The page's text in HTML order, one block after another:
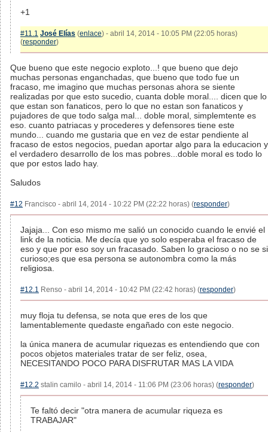
+1
#11.1 José Elías (enlace) - abril 14, 2014 - 10:05 PM (22:05 horas)
(responder)
Que bueno que este negocio exploto...! que bueno que dejo
muchas personas enganchadas, que bueno que todo fue un
fracaso, me imagino que muchas personas ahora se siente
realizadas por que esto sucedio, cuanta doble moral.... dicen que lo
que estan son fanaticos, pero lo que no estan son fanaticos y
pujadores de que todo salga mal... doble moral, simplemtente es
eso. cuanto patriacas y procederes y defensores tiene este
mundo... cuando me gustaria que en vez de estar pendiente al
fracaso de estos negocios, puedan aportar algo para la educacion y
el verdadero desarrollo de los mas pobres...doble moral es todo lo
que por estos lado hay.
Saludos
#12 Francisco - abril 14, 2014 - 10:22 PM (22:22 horas) (responder)
Jajaja... Con eso mismo me salió un conocido cuando le envié el
link de la noticia. Me decía que yo solo esperaba el fracaso de
eso y que por eso soy un fracasado. Saben lo gracioso o no se si
curioso;es que esa persona se autonombra como la más
religiosa.
#12.1 Renso - abril 14, 2014 - 10:42 PM (22:42 horas) (responder)
muy floja tu defensa, se nota que eres de los que
lamentablemente quedaste engañado con este negocio.
la única manera de acumular riquezas es entendiendo que con
pocos objetos materiales tratar de ser feliz, osea,
NECESITANDO POCO PARA DISFRUTAR MAS LA VIDA
#12.2 stalin camilo - abril 14, 2014 - 11:06 PM (23:06 horas) (responder)
Te faltó decir "otra manera de acumular riqueza es
TRABAJAR"